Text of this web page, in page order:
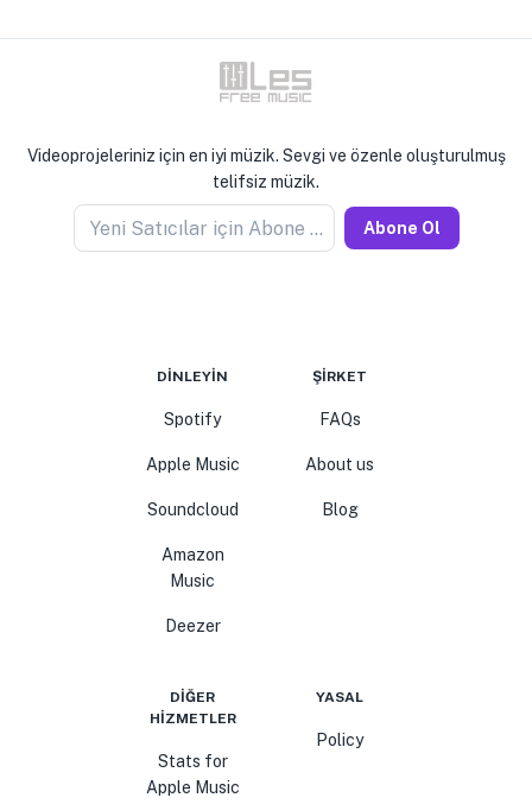
Videoprojeleriniz için en iyi müzik. Sevgi ve özenle oluşturulmuş
telifsiz müzik.
Yeni Satıcılar için Abone Olun Abone Ol
DINLEYIN
Spotify
Apple Music
Soundcloud
Amazon
Music
Deezer
ŞIRKET
FAQs
About us
Blog
DIĞER
HIZMETLER
Stats for
Apple Music
YASAL
Policy